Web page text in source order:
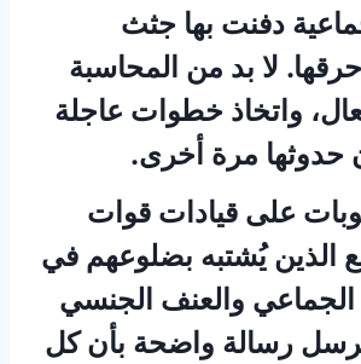
دفنت بها جثث
حرقها. لا بد من المحاسبة
واتخاذ خطوات عاجلة
حدوثها مرة أخرى.
على قيادات قوات
الذين يُشتبه بضلوعهم في
الجماعي والعنف الجنسي
رسالة واضحة بأن كل